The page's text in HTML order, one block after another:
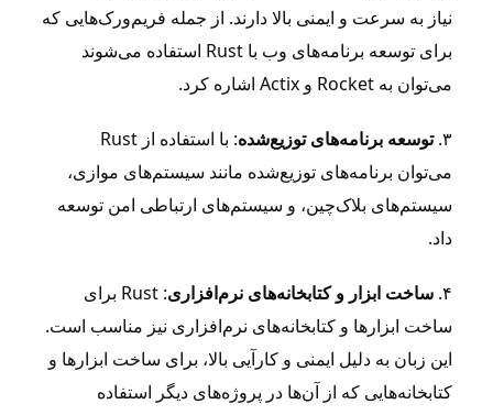
نیاز به سرعت و ایمنی بالا دارند. از جمله فریم‌ورک‌هایی که
برای توسعه برنامه‌های وب با Rust استفاده می‌شوند
می‌توان به Rocket و Actix اشاره کرد.
۳. توسعه برنامه‌های توزیع‌شده
: با استفاده از Rust
می‌توان برنامه‌های توزیع‌شده مانند سیستم‌های موازی،
سیستم‌های بلاک‌چین، و سیستم‌های ارتباطی امن توسعه
داد.
۴. ساخت ابزار و کتابخانه‌های نرم‌افزاری
: Rust برای
ساخت ابزارها و کتابخانه‌های نرم‌افزاری نیز مناسب است.
این زبان به دلیل ایمنی و کارآیی بالا، برای ساخت ابزارها و
کتابخانه‌هایی که از آن‌ها در پروژه‌های دیگر استفاده